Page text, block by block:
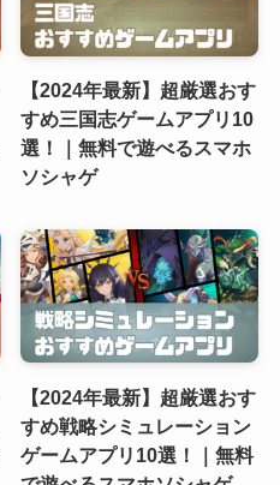
【2024年最新】超厳選おす
すめ三国志ゲームアプリ10
選！｜無料で遊べるスマホ
ソシャゲ
【2024年最新】超厳選おす
すめ戦略シミュレーション
ゲームアプリ10選！｜無料